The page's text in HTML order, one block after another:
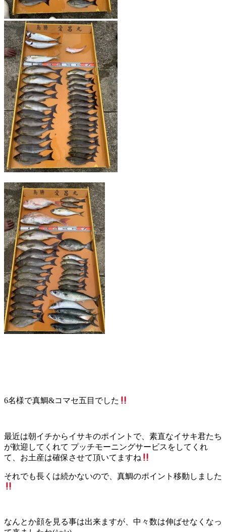
6名様で真鯛&コマセ五目でした
最近は朝イチからイサキのポイントで、素直なイサキ君たち
が歓迎してくれて プッチモーニングサービスをしてくれ
て、お土産は確保させて頂いてますね
それでも長くは続かないので、真鯛のポイント移動しました
なんとか顔を見る事は出来ますが、中々数は伸ばせなくなっ